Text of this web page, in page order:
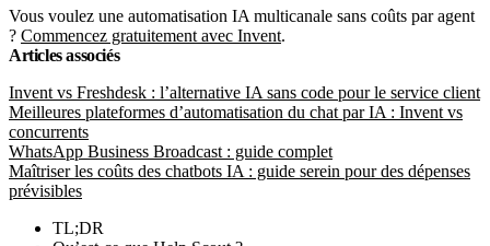
Vous voulez une automatisation IA multicanale sans coûts par agent
? Commencez gratuitement avec Invent.
Articles associés
Invent vs Freshdesk : l’alternative IA sans code pour le service client
Meilleures plateformes d’automatisation du chat par IA : Invent vs
concurrents
WhatsApp Business Broadcast : guide complet
Maîtriser les coûts des chatbots IA : guide serein pour des dépenses
prévisibles
TL;DR